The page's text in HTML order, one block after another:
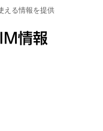
える情報を提供